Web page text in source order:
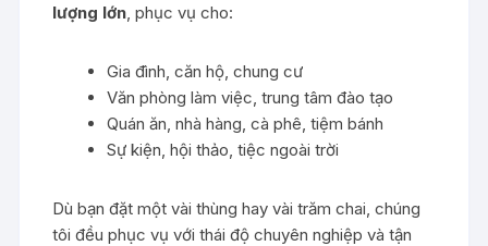
lượng lớn, phục vụ cho:
Gia đình, căn hộ, chung cư
Văn phòng làm việc, trung tâm đào tạo
Quán ăn, nhà hàng, cà phê, tiệm bánh
Sự kiện, hội thảo, tiệc ngoài trời
Dù bạn đặt một vài thùng hay vài trăm chai, chúng
tôi đều phục vụ với thái độ chuyên nghiệp và tận